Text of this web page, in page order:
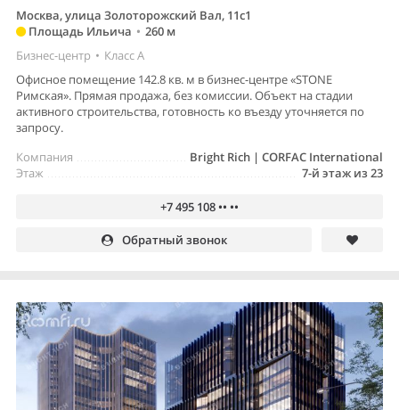
Москва, улица Золоторожский Вал, 11с1
Площадь Ильича • 260 м
Бизнес-центр • Класс A
Офисное помещение 142.8 кв. м в бизнес-центре «STONE
Римская». Прямая продажа, без комиссии. Объект на стадии
активного строительства, готовность ко въезду уточняется по
запросу.
Bright Rich | CORFAC International
Компания
7-й этаж из 23
Этаж
+7 495 108 •• ••
Обратный звонок